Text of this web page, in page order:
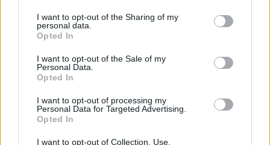
not limited to your visit or usage behaviour. You may click to
grant or deny consent to Google and its third-party tags to
use your data for below specified purposes in below Google
consent section.
I want to opt-out of the Sharing of my
personal data.
Opted In
I want to opt-out of the Sale of my
Personal Data.
Opted In
I want to opt-out of processing my
Personal Data for Targeted Advertising.
Opted In
I want to opt-out of Collection, Use,
Continuez la lecture